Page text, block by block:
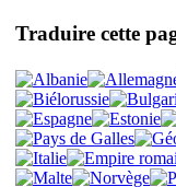
Traduire cette